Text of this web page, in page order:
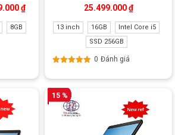
là: 19.499.000 ₫.
₫Giá hiện tại là: 12.499.000 ₫.
8GB
25.499.000₫
13 inch 16GB
Intel Core i5
SSD 256GB
0 Đánh giá
15 %